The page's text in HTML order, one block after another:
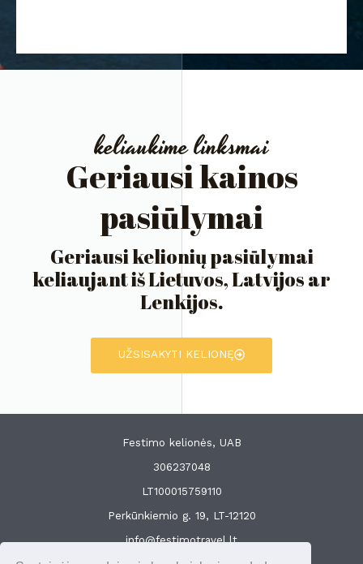
keliaukime linksmai
Geriausi kainos
pasiūlymai
Geriausi kelionių pasiūlymai
keliaujant iš Lietuvos, Latvijos ar
Lenkijos.
UŽSISAKYTI KELIONĘ
Festimo kelionės, UAB
306237048
LT100015759110
Perkūnkiemio g. 19, LT-12120
info@festimotravel.lt